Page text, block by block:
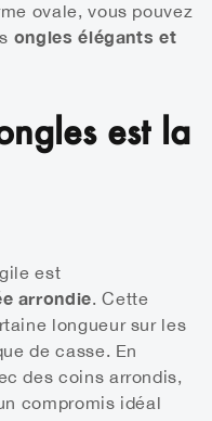
ovale, vous pouvez
ongles élégants et
est la
est
arrondie. Cette
longueur sur les
de casse. En
des coins arrondis,
compromis idéal